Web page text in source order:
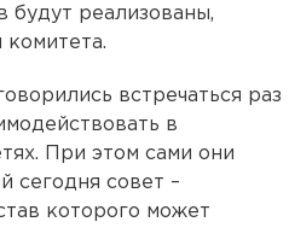
будут реализованы,
комитета.
встречаться раз
в
При этом сами они
сегодня совет –
которого может